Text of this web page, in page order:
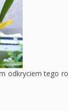
odkryciem tego